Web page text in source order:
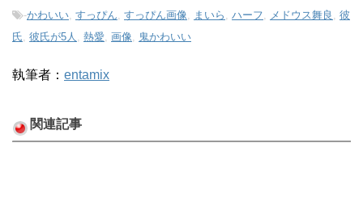
-かわいい すっぴん すっぴん画像 まいら ハーフ メドウス舞良
彼
氏 彼氏が5人 熱愛 画像 鬼かわいい
執筆者： entamix
関連記事